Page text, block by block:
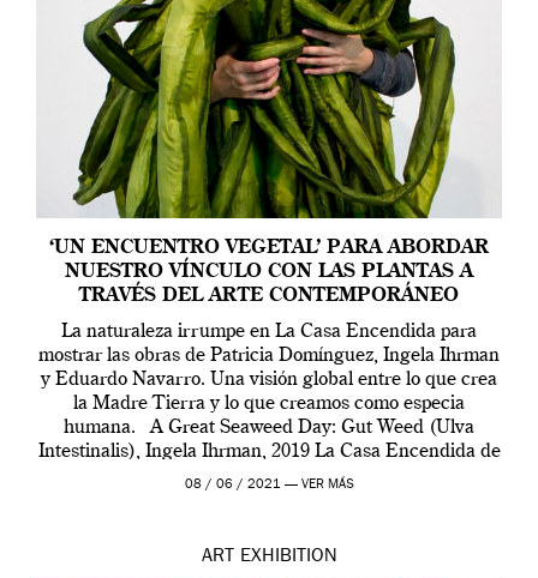
‘UN ENCUENTRO VEGETAL’ PARA ABORDAR
NUESTRO VÍNCULO CON LAS PLANTAS A
TRAVÉS DEL ARTE CONTEMPORÁNEO
La naturaleza irrumpe en La Casa Encendida para
mostrar las obras de Patricia Domínguez, Ingela Ihrman
y Eduardo Navarro. Una visión global entre lo que crea
la Madre Tierra y lo que creamos como especia
humana. A Great Seaweed Day: Gut Weed (Ulva
Intestinalis), Ingela Ihrman, 2019 La Casa Encendida de
Madrid y la Wellcome […]
08 / 06 / 2021 — VER MÁS
ART EXHIBITION